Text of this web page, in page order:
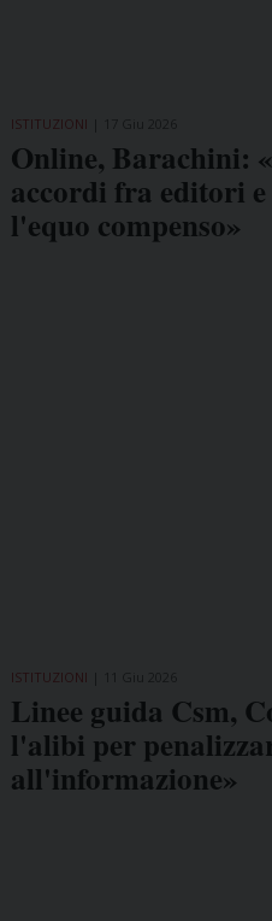
ISTITUZIONI
Online, Barachini:
accordi fra editori
l'equo compenso»
ISTITUZIONI
Linee guida Csm,
l'alibi per
all'informazione»